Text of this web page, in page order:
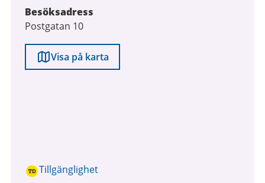
Besöksadress
Postgatan 10
Visa på karta
Tillgänglighet